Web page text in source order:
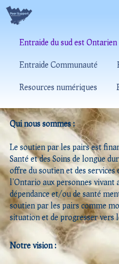
Entraide du sud est Ontarien
Entraide Communauté
Resources numériques
Qui nous sommes :
Le soutien par les pairs est
Santé et des Soins de longue
offre du soutien et des services
l’Ontario aux personnes vivant
dépendance et/ou de santé
soutien par les pairs comme
situation et de progresser vers
Notre vision :